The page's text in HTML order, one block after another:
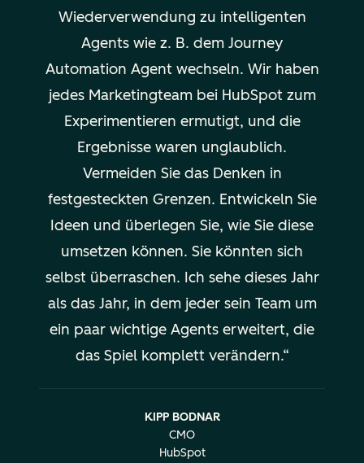
Wiederverwendung zu intelligenten
Agents wie z. B. dem Journey
Automation Agent wechseln. Wir haben
jedes Marketingteam bei HubSpot zum
Experimentieren ermutigt, und die
Ergebnisse waren unglaublich.
Vermeiden Sie das Denken in
festgesteckten Grenzen. Entwickeln Sie
Ideen und überlegen Sie, wie Sie diese
umsetzen können. Sie könnten sich
selbst überraschen. Ich sehe dieses Jahr
als das Jahr, in dem jeder sein Team um
ein paar wichtige Agents erweitert, die
das Spiel komplett verändern.
KIPP BODNAR
CMO
HubSpot